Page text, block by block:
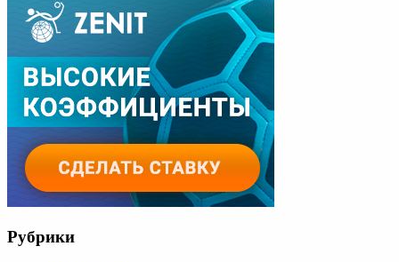
и
практичности”
Рубрики